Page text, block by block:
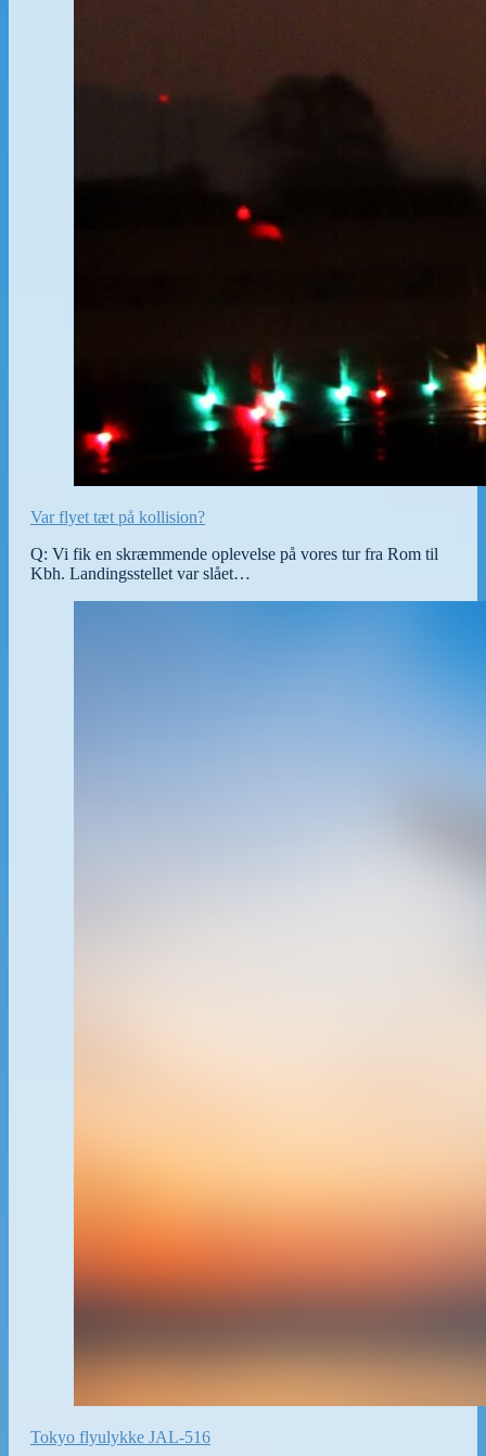
Var flyet tæt på kollision?
Q: Vi fik en skræmmende oplevelse på vores tur fra Rom til
Kbh. Landingsstellet var slået…
Tokyo flyulykke JAL-516